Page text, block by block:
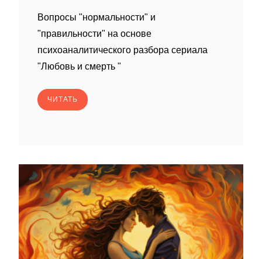
Вопросы "нормальности" и
"правильности" на основе
психоаналитического разбора сериала
"Любовь и смерть "
ЧИТАТЬ